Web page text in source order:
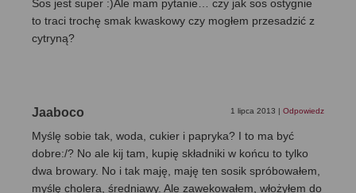
Sos jest super :)Ale mam pytanie… czy jak sos ostygnie
to traci trochę smak kwaskowy czy mogłem przesadzić z
cytryną?
Jaaboco 1 lipca 2013 Odpowiedz
Myślę sobie tak, woda, cukier i papryka? I to ma być
dobre:/? No ale kij tam, kupię składniki w końcu to tylko
dwa browary. No i tak maję, maję ten sosik spróbowałem,
myślę cholera, średniawy. Ale zawekowałem, włożyłem do